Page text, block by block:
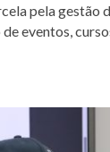
pela gestão
eventos,